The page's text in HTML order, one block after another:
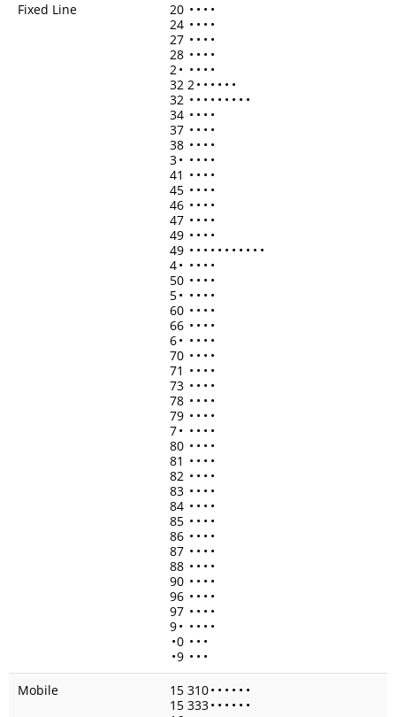
Fixed Line
20 • • • •
24 • • • •
27 • • • •
28 • • • •
2• • • • •
32 2• • • • • •
32 • • • • • • • • •
34 • • • •
37 • • • •
38 • • • •
3• • • • •
41 • • • •
45 • • • •
46 • • • •
47 • • • •
49 • • • •
49 • • • • • • • • • • •
4• • • • •
50 • • • •
5• • • • •
60 • • • •
66 • • • •
6• • • • •
70 • • • •
71 • • • •
73 • • • •
78 • • • •
79 • • • •
7• • • • •
80 • • • •
81 • • • •
82 • • • •
83 • • • •
84 • • • •
85 • • • •
86 • • • •
87 • • • •
88 • • • •
90 • • • •
96 • • • •
97 • • • •
9• • • • •
•0 • • •
•9 • • •
Mobile
15 310• • • • • •
15 333• • • • • •